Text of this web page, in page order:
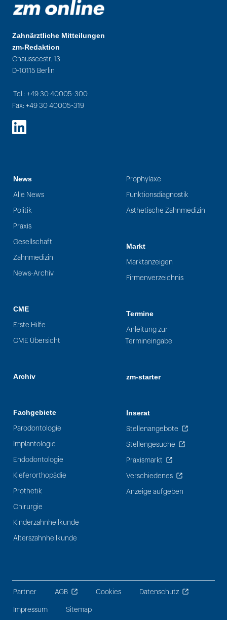
Zahnärztliche Mitteilungen
zm-Redaktion
Chausseestr. 13
D-10115 Berlin
Tel.: +49 30 40005-300
Fax: +49 30 40005-319
LinkedIn
News
Alle News
Politik
Praxis
Gesellschaft
Zahnmedizin
News-Archiv
CME
Erste Hilfe
CME Übersicht
Archiv
Fachgebiete
Parodontologie
Implantologie
Endodontologie
Kieferorthopädie
Prothetik
Chirurgie
Kinderzahnheilkunde
Alterszahnheilkunde
Prophylaxe
Funktionsdiagnostik
Ästhetische Zahnmedizin
Markt
Marktanzeigen
Firmenverzeichnis
Termine
Anleitung zur
Termineingabe
zm-starter
Inserat
Stellenangebote
Stellengesuche
Praxismarkt
Verschiedenes
Anzeige aufgeben
Partner AGB Cookies Datenschutz
Impressum Sitemap